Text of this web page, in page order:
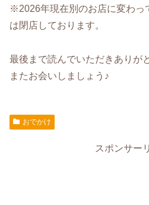
※2026年現在別のお店に変わっ
は閉店しております。
最後まで読んでいただきありが
またお会いしましょう♪
おでかけ
スポンサー